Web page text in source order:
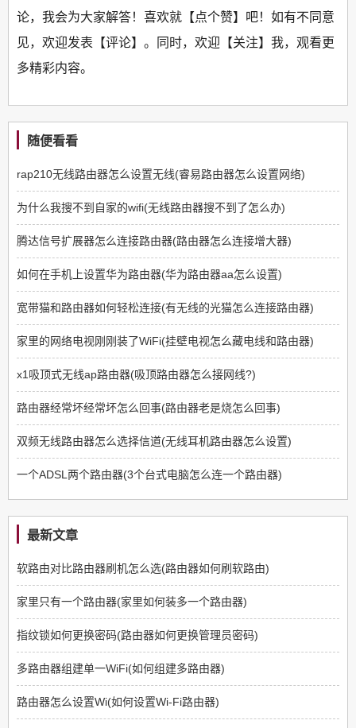
论，我会为大家解答！喜欢就【点个赞】吧！如有不同意
见，欢迎发表【评论】。同时，欢迎【关注】我，观看更
多精彩内容。
随便看看
rap210无线路由器怎么设置无线(睿易路由器怎么设置网络)
为什么我搜不到自家的wifi(无线路由器搜不到了怎么办)
腾达信号扩展器怎么连接路由器(路由器怎么连接增大器)
如何在手机上设置华为路由器(华为路由器aa怎么设置)
宽带猫和路由器如何轻松连接(有无线的光猫怎么连接路由器)
家里的网络电视刚刚装了WiFi(挂壁电视怎么藏电线和路由器)
x1吸顶式无线ap路由器(吸顶路由器怎么接网线?)
路由器经常坏经常坏怎么回事(路由器老是烧怎么回事)
双频无线路由器怎么选择信道(无线耳机路由器怎么设置)
一个ADSL两个路由器(3个台式电脑怎么连一个路由器)
最新文章
软路由对比路由器刷机怎么选(路由器如何刷软路由)
家里只有一个路由器(家里如何装多一个路由器)
指纹锁如何更换密码(路由器如何更换管理员密码)
多路由器组建单一WiFi(如何组建多路由器)
路由器怎么设置Wi(如何设置Wi-Fi路由器)